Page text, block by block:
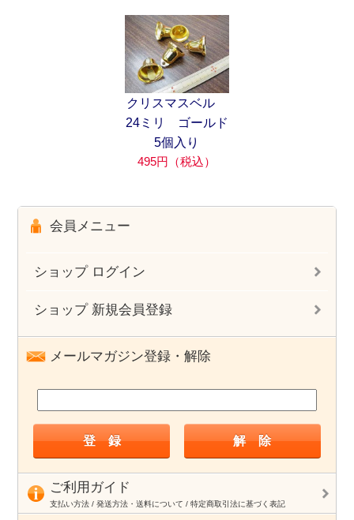
クリスマスベル
24ミリ ゴールド
5個入り
495円（税込）
会員メニュー
ショップ ログイン
ショップ 新規会員登録
メールマガジン登録・解除
ご利用ガイド
支払い方法 / 発送方法・送料について / 特定商取引法に基づく表記